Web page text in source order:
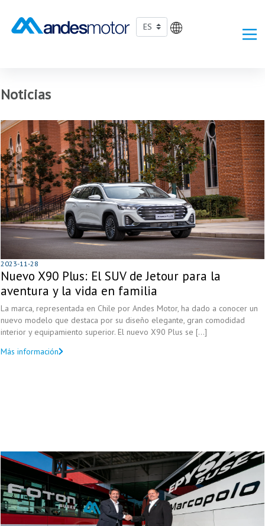
Noticias
2023-11-28
Nuevo X90 Plus: El SUV de Jetour para la
aventura y la vida en familia
La marca, representada en Chile por Andes Motor, ha dado a conocer un
nuevo modelo que destaca por su diseño elegante, gran comodidad
interior y equipamiento superior. El nuevo X90 Plus se [...]
Más información